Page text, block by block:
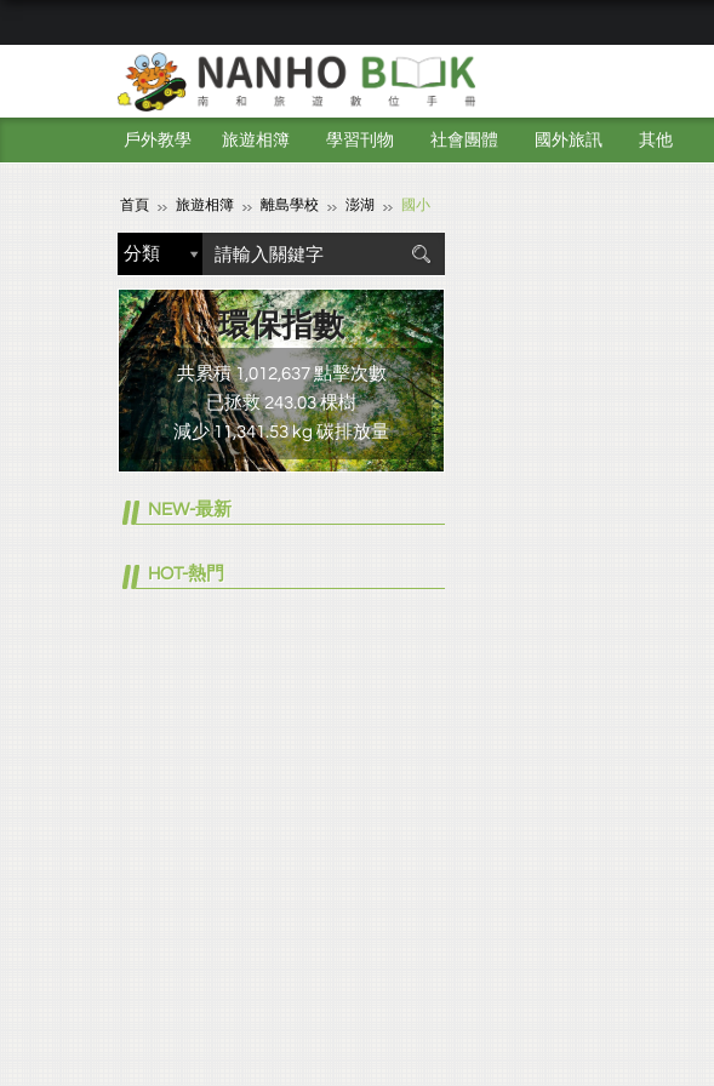
戶外教學 旅遊相簿 學習刊物 社會團體 國外旅訊 其他
首頁 旅遊相簿 離島學校 澎湖 國小
環保指數
共累積 1,012,637 點擊次數
已拯救 243.03 棵樹
減少 11,341.53 kg 碳排放量
NEW-最新
HOT-熱門